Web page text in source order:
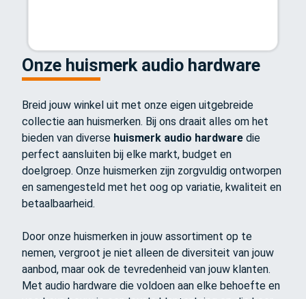
Onze huismerk audio hardware
Breid jouw winkel uit met onze eigen uitgebreide
collectie aan huismerken. Bij ons draait alles om het
bieden van diverse huismerk audio hardware die
perfect aansluiten bij elke markt, budget en
doelgroep. Onze huismerken zijn zorgvuldig ontworpen
en samengesteld met het oog op variatie, kwaliteit en
betaalbaarheid.
Door onze huismerken in jouw assortiment op te
nemen, vergroot je niet alleen de diversiteit van jouw
aanbod, maar ook de tevredenheid van jouw klanten.
Met audio hardware die voldoen aan elke behoefte en